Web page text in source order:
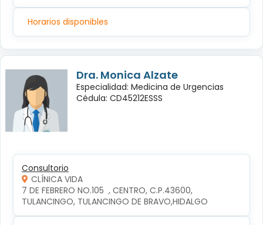
Horarios disponibles
Dra. Monica Alzate
Especialidad: Medicina de Urgencias
Cédula: CD45212ESSS
Consultorio
CLÍNICA VIDA
7 DE FEBRERO NO.105  , CENTRO, C.P.43600,
TULANCINGO, TULANCINGO DE BRAVO,HIDALGO